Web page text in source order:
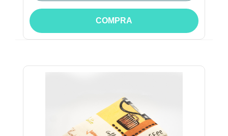
COMPRA